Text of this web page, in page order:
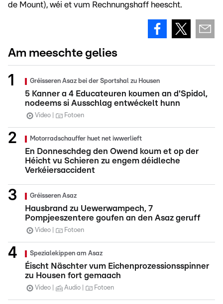
de Mount), wéi et vum Rechnungshaff heescht.
Am meeschte gelies
Gréisseren Asaz bei der Sportshal zu Housen
5 Kanner a 4 Educateuren koumen an d'Spidol,
nodeems si Ausschlag entwéckelt hunn
Video Fotoen
Motorradschauffer huet net iwwerlieft
En Donneschdeg den Owend koum et op der
Héicht vu Schieren zu engem déidleche
Verkéiersaccident
Gréisseren Asaz
Hausbrand zu Uewerwampech, 7
Pompjeeszentere goufen an den Asaz geruff
Video Fotoen
Spezialekippen am Asaz
Éischt Näschter vum Eichenprozessionsspinner
zu Housen fort gemaach
Video Audio Fotoen